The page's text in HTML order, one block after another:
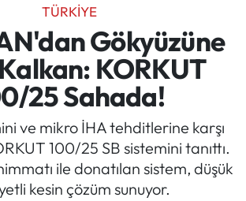
TÜRKIYE
Gökyüzüne
KORKUT
25 Sahada!
ve mikro İHA tehditlerine karşı
100/25 SB sistemini tanıttı.
ile donatılan sistem, düşük
kesin çözüm sunuyor.
Yoğunluk Haritası
Durumu ve Fikstür
Haberleri